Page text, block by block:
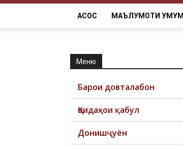
АСОСӢ МАЪЛУМОТИ УМУМӢ
Меню
Барои довталабон
Қоидаҳои қабул
Донишҷуён